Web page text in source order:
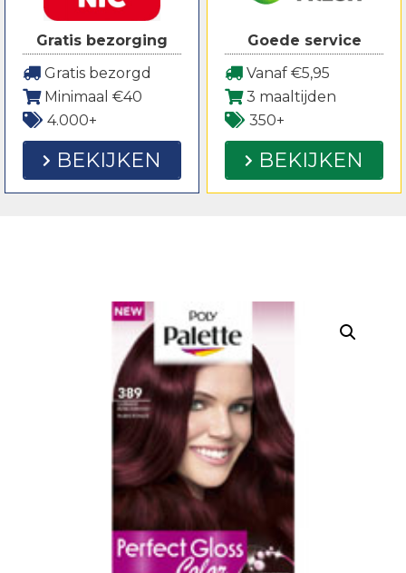
Gratis bezorging
Gratis bezorgd
Minimaal €40
4.000+
BEKIJKEN
Goede service
Vanaf €5,95
3 maaltijden
350+
BEKIJKEN